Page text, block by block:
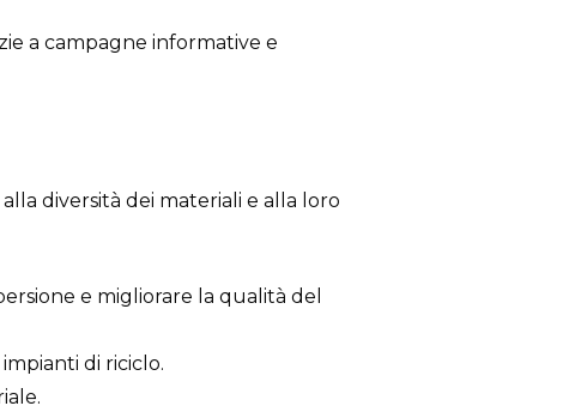
a campagne informative e
diversità dei materiali e alla loro
e migliorare la qualità del
di riciclo.